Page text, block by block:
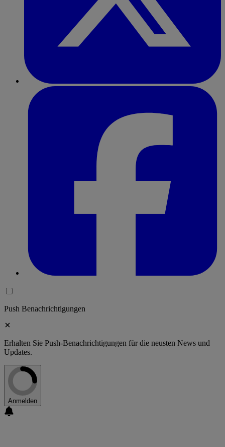
Push Benachrichtigungen
Erhalten Sie Push-Benachrichtigungen für die neusten News und
Updates.
Anmelden